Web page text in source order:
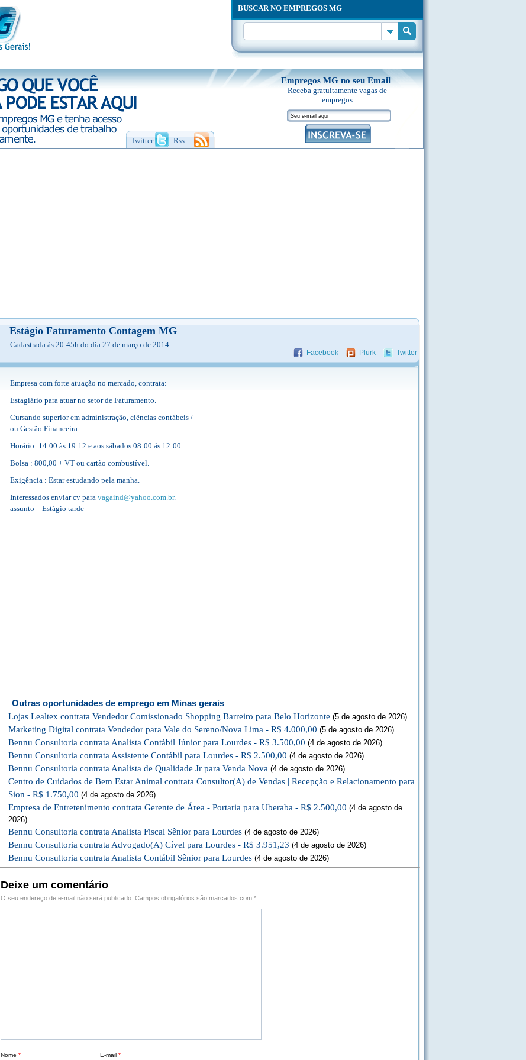
BUSCAR NO EMPREGOS MG
Twitter Rss
Empregos MG no seu Email
Receba gratuitamente vagas de
empregos
Estágio Faturamento Contagem MG
Cadastrada às 20:45h do dia 27 de março de 2014
Facebook Plurk Twitter
Empresa com forte atuação no mercado, contrata:
Estagiário para atuar no setor de Faturamento.
Cursando superior em administração, ciências contábeis /
ou Gestão Financeira.
Horário: 14:00 às 19:12 e aos sábados 08:00 ás 12:00
Bolsa : 800,00 + VT ou cartão combustível.
Exigência : Estar estudando pela manha.
Interessados enviar cv para vagaind@yahoo.com.br.
assunto – Estágio tarde
Outras oportunidades de emprego em Minas gerais
Lojas Lealtex contrata Vendedor Comissionado Shopping Barreiro para Belo Horizonte (5 de agosto de 2026)
Marketing Digital contrata Vendedor para Vale do Sereno/Nova Lima - R$ 4.000,00 (5 de agosto de 2026)
Bennu Consultoria contrata Analista Contábil Júnior para Lourdes - R$ 3.500,00 (4 de agosto de 2026)
Bennu Consultoria contrata Assistente Contábil para Lourdes - R$ 2.500,00 (4 de agosto de 2026)
Bennu Consultoria contrata Analista de Qualidade Jr para Venda Nova (4 de agosto de 2026)
Centro de Cuidados de Bem Estar Animal contrata Consultor(A) de Vendas | Recepção e Relacionamento para
Sion - R$ 1.750,00 (4 de agosto de 2026)
Empresa de Entretenimento contrata Gerente de Área - Portaria para Uberaba - R$ 2.500,00 (4 de agosto de
2026)
Bennu Consultoria contrata Analista Fiscal Sênior para Lourdes (4 de agosto de 2026)
Bennu Consultoria contrata Advogado(A) Cível para Lourdes - R$ 3.951,23 (4 de agosto de 2026)
Bennu Consultoria contrata Analista Contábil Sênior para Lourdes (4 de agosto de 2026)
Deixe um comentário
O seu endereço de e-mail não será publicado. Campos obrigatórios são marcados com *
Nome * E-mail *